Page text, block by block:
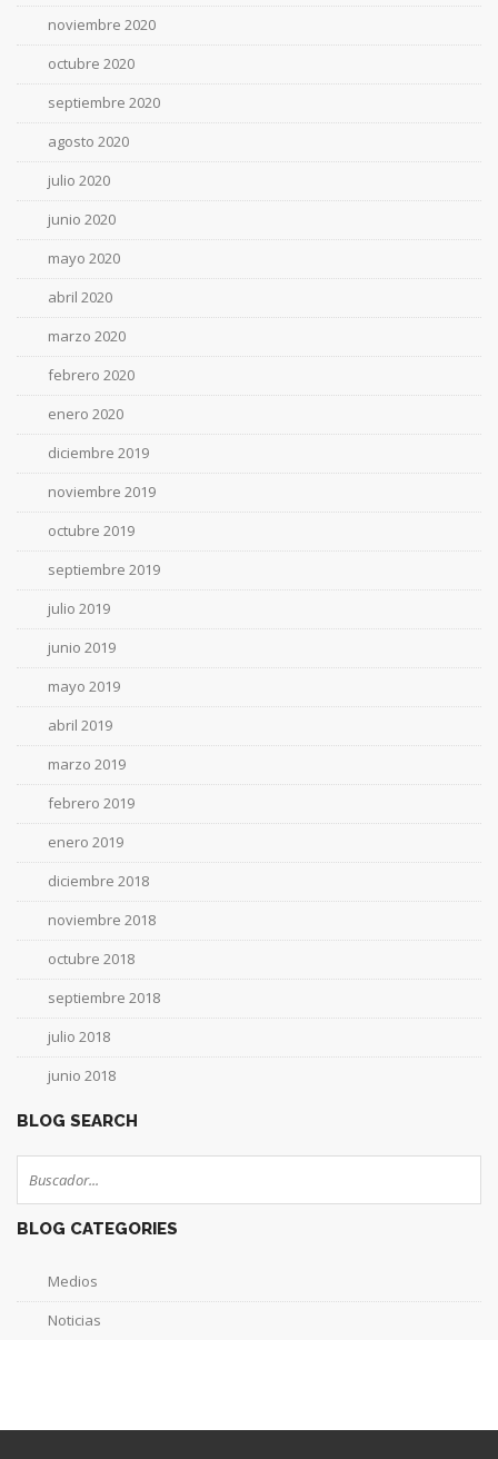
noviembre 2020
octubre 2020
septiembre 2020
agosto 2020
julio 2020
junio 2020
mayo 2020
abril 2020
marzo 2020
febrero 2020
enero 2020
diciembre 2019
noviembre 2019
octubre 2019
septiembre 2019
julio 2019
junio 2019
mayo 2019
abril 2019
marzo 2019
febrero 2019
enero 2019
diciembre 2018
noviembre 2018
octubre 2018
septiembre 2018
julio 2018
junio 2018
BLOG SEARCH
BLOG CATEGORIES
Medios
Noticias